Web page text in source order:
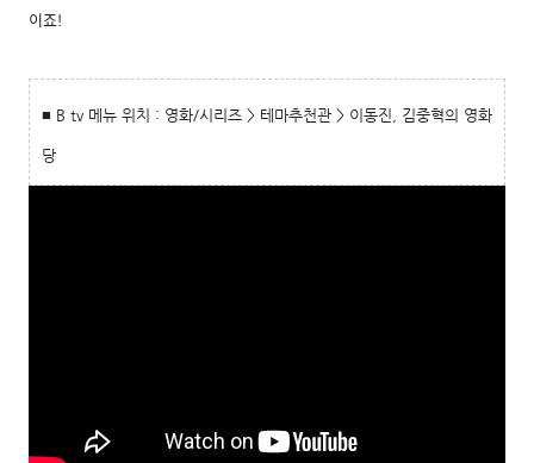
이죠!
■ B tv 메뉴 위치 : 영화/시리즈 > 테마추천관 > 이동진, 김중혁의 영화
당